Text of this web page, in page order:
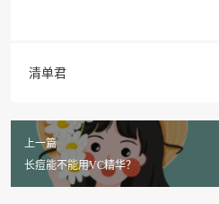
清单君
上一篇
长痘能不能用VC精华？